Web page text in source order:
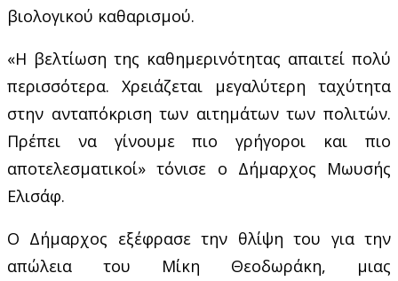
βιολογικού καθαρισμού.
«Η βελτίωση της καθημερινότητας απαιτεί πολύ
περισσότερα. Χρειάζεται μεγαλύτερη ταχύτητα
στην ανταπόκριση των αιτημάτων των πολιτών.
Πρέπει να γίνουμε πιο γρήγοροι και πιο
αποτελεσματικοί» τόνισε ο Δήμαρχος Μωυσής
Ελισάφ.
Ο Δήμαρχος εξέφρασε την θλίψη του για την
απώλεια του Μίκη Θεοδωράκη, μιας